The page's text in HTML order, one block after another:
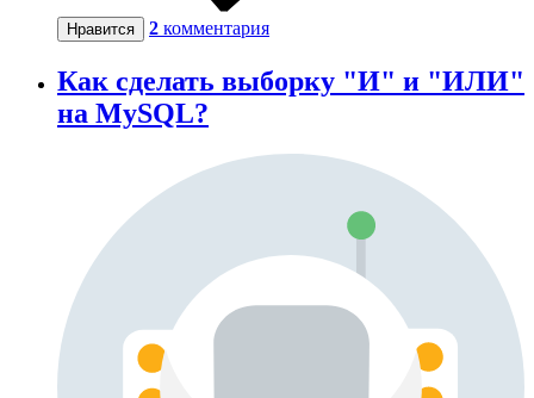
Нравится 2 комментария
Как сделать выборку "И" и "ИЛИ"
на MySQL?